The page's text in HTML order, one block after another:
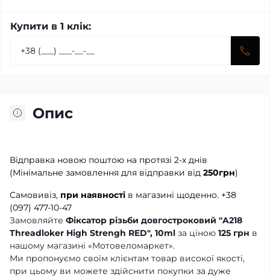
Купити в 1 клік:
Опис
Відправка новою поштою на протязі 2-х днів
(Мінімальне замовлення для відправки від 250грн)
Самовивіз, при наявності в магазині щоденно. +38
(097) 477-10-47
Замовляйте Фіксатор різьби довгостроковий "A218
Threadloker High Strengh RED", 10ml за ціною 125 грн в
нашому магазині «Мотовеломаркет».
Ми пропонуємо своїм клієнтам товар високої якості,
при цьому ви можете здійснити покупки за дуже